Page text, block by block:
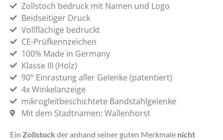
Zollstoch bedruck mit Namen und Logo
Beidseitiger Druck
Vollflächige bedruckt
CE-Prüfkennzeichen
100% Made in Germany
Klasse III (Holz)
90° Einrastung aller Gelenke (patentiert)
4x Winkelanzeige
mikrogleitbeschichtete Bandstahlgelenke
Mit dem Stadtnamen: Wallenhorst
Ein Zollstock der anhand seiner guten Merkmale nicht